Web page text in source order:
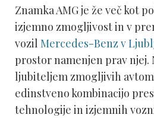
Znamka AMG je že več kot
izjemno zmogljivost in v
vozil Mercedes-Benz v
prostor namenjen prav njej.
ljubiteljem zmogljivih
edinstveno kombinacijo
tehnologije in izjemnih